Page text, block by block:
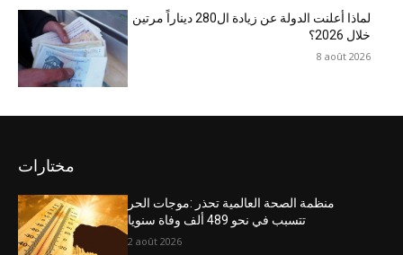
لماذا أعلنت الدولة عن زيادة ال280 ديناراً مرتين
خلال 2026؟
8 août 2026
مختارات
منظمة الصحة العالمية تحذر :موجات الحر
تتسبب في نحو 489 ألف وفاة سنويا
2 août 2026